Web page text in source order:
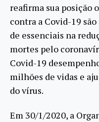
reafirma sua posição
contra a Covid-19
de essenciais na
mortes pelo
Covid-19
milhões de vidas e
do vírus.
Em 30/1/2020, a